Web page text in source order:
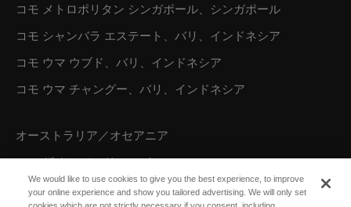
コモ メトロポリタン シンガポール、シンガポール
コモ シャンバラ エステート、バリ、インドネシア
コモ ウマ ウブド、バリ、インドネシア
コモ ウマ チャングー、バリ、インドネシア
オーストラリア／オセアニア
We would like to use cookies to give you the best experience, to improve
your online experience and show you tailored advertising. We will only set